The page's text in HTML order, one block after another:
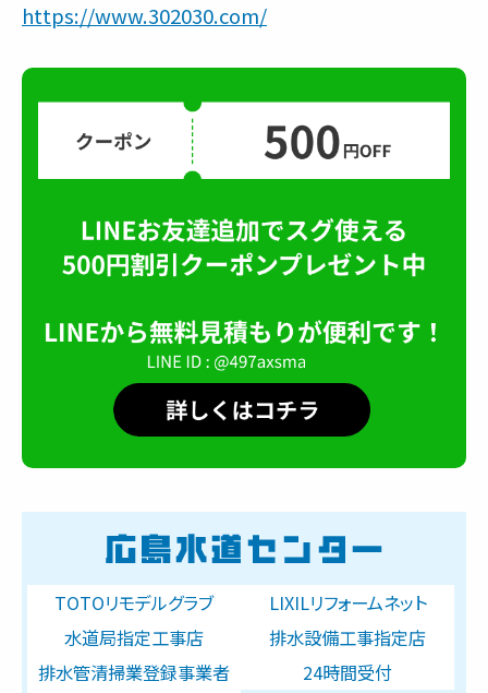
https://www.302030.com/
TOTOリモデルグラブ
LIXILリフォームネット
水道局指定工事店
排水設備工事指定店
排水管清掃業登録事業者
24時間受付